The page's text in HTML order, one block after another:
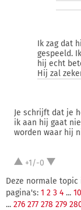
Ik zag dat
gespeeld.
hij echt
Hij zal
Je schrijft dat je
ik aan hij gaat
worden waar hij
+1/-0
Deze normale
pagina's: 1 2 3 4 ...
... 276 277 278 279